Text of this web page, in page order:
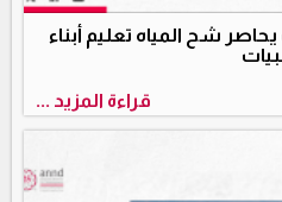
شح المياه تعليم أبناء
قراءة المزيد ...